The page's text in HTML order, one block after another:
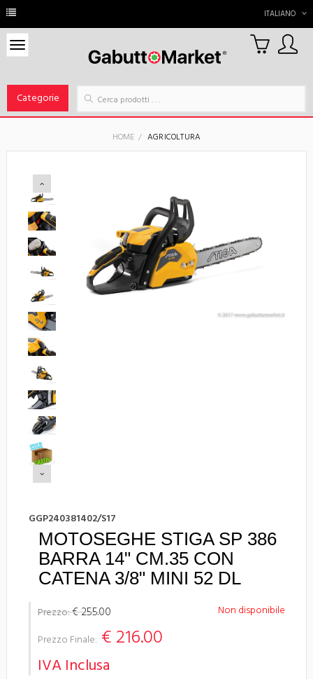
ITALIANO
Categorie
0
Carrello
HOME AGRICOLTURA
GGP240381402/S17
MOTOSEGHE STIGA SP 386
BARRA 14" CM.35 CON
CATENA 3/8" MINI 52 DL
Non disponibile
Prezzo:€ 255.00
Prezzo Finale: € 216.00
IVA Inclusa